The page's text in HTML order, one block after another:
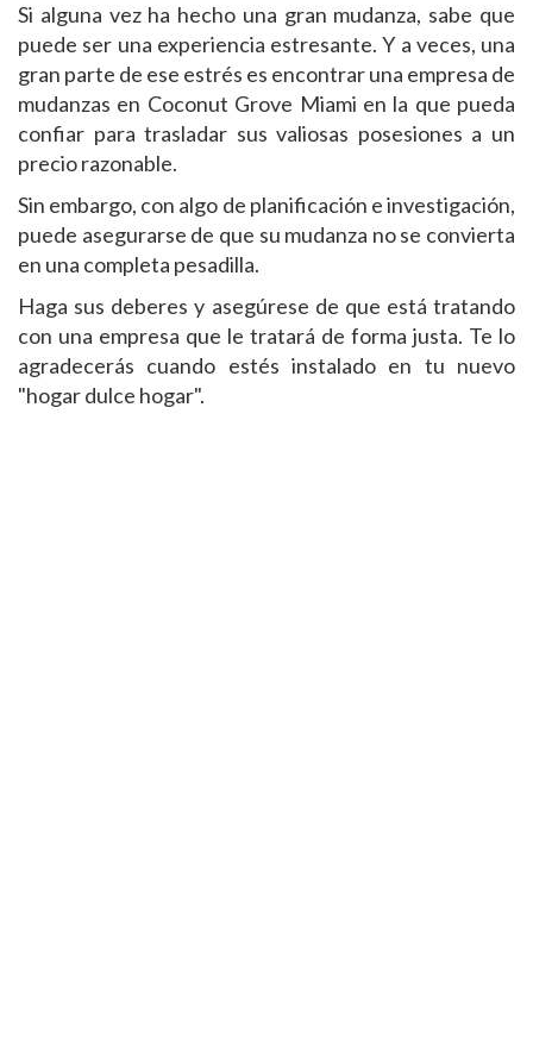
Si alguna vez ha hecho una gran mudanza, sabe que
puede ser una experiencia estresante. Y a veces, una
gran parte de ese estrés es encontrar una empresa de
mudanzas en Coconut Grove Miami en la que pueda
confiar para trasladar sus valiosas posesiones a un
precio razonable.
Sin embargo, con algo de planificación e investigación,
puede asegurarse de que su mudanza no se convierta
en una completa pesadilla.
Haga sus deberes y asegúrese de que está tratando
con una empresa que le tratará de forma justa. Te lo
agradecerás cuando estés instalado en tu nuevo
"hogar dulce hogar".